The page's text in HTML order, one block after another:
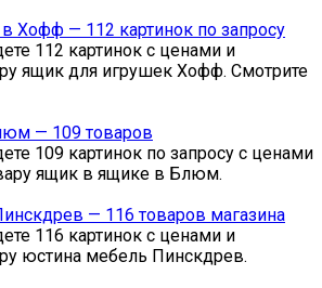
Хофф — 112 картинок по запросу
112 картинок с ценами и
ящик для игрушек Хофф. Смотрите
— 109 товаров
109 картинок по запросу с ценами
ящик в ящике в Блюм.
— 116 товаров магазина
116 картинок с ценами и
юстина мебель Пинскдрев.